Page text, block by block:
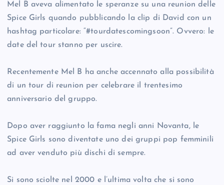
Mel B aveva alimentato le speranze su una reunion delle
Spice Girls quando pubblicando la clip di David con un
hashtag particolare: “#tourdatescomingsoon”. Ovvero: le
date del tour stanno per uscire.
Recentemente Mel B ha anche accennato alla possibilità
di un tour di reunion per celebrare il trentesimo
anniversario del gruppo.
Dopo aver raggiunto la fama negli anni Novanta, le
Spice Girls sono diventate uno dei gruppi pop femminili
ad aver venduto più dischi di sempre.
Si sono sciolte nel 2000 e l’ultima volta che si sono